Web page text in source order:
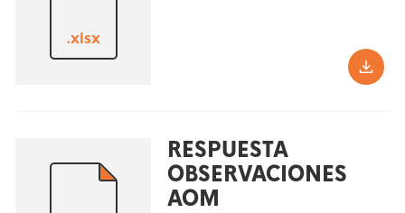
.xlsx
RESPUESTA
OBSERVACIONES
AOM